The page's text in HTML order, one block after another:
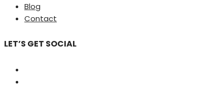
Blog
Contact
LET’S GET SOCIAL